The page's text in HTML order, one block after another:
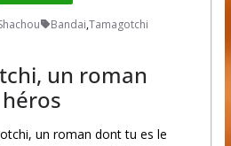
Bandai,Tamagotchi
un roman
un roman dont tu es le